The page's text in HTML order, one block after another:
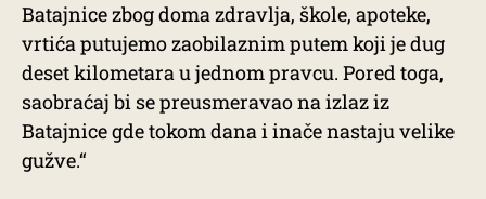
Batajnice zbog doma zdravlja, škole, apoteke,
vrtića putujemo zaobilaznim putem koji je dug
deset kilometara u jednom pravcu. Pored toga,
saobraćaj bi se preusmeravao na izlaz iz
Batajnice gde tokom dana i inače nastaju velike
gužve.“